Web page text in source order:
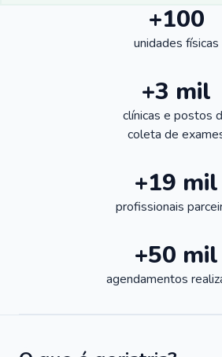
+100
unidades físicas
+3 mil
clínicas e postos
coleta de
+19 mil
profissionais
+50 mil
agendamentos